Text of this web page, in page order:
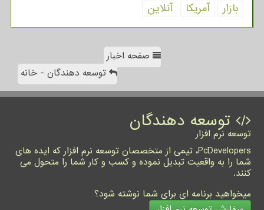
بازار
آمریكا آنلاین
صفحه اخبار
توسعه دهندگان - خانه
توسعه دهندگان
توسعه نرم افزار
PcDevelopers، تیمی از متخصصان توسعه نرم افزار که ایده های
شما را به واقعیت تبدیل نموده و کسب و کار شما را متحول می
کنند.
میخواهید برنامه ای برای شما نوشته شود؟